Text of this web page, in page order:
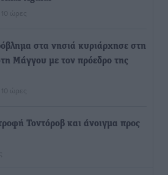
ώρες
στα νησιά κυριάρχησε στη
Μάγγου με τον πρόεδρο της
ώρες
Τοντόροβ και άνοιγμα προς